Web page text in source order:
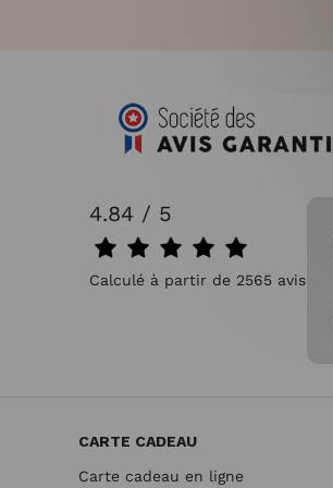
4.84 / 5
Calculé à partir de 2565 avis.
31/07/2026
CARTE CADEAU
Carte cadeau en ligne